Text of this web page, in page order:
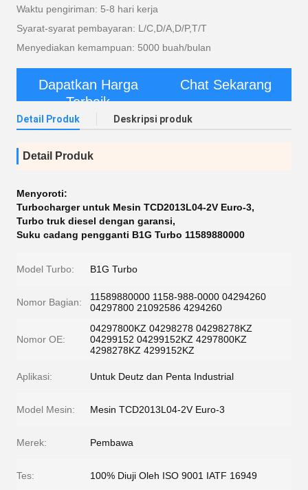
Waktu pengiriman: 5-8 hari kerja
Syarat-syarat pembayaran: L/C,D/A,D/P,T/T
Menyediakan kemampuan: 5000 buah/bulan
Dapatkan Harga
Terbaik
Chat Sekarang
Detail Produk Deskripsi produk
Detail Produk
Menyoroti:
Turbocharger untuk Mesin TCD2013L04-2V Euro-3,
Turbo truk diesel dengan garansi,
Suku cadang pengganti B1G Turbo 11589880000
Model Turbo: B1G Turbo
Nomor Bagian:
11589880000 1158-988-0000 04294260
04297800 21092586 4294260
Nomor OE:
04297800KZ 04298278 04298278KZ
04299152 04299152KZ 4297800KZ
4298278KZ 4299152KZ
Aplikasi: Untuk Deutz dan Penta Industrial
Model Mesin: Mesin TCD2013L04-2V Euro-3
Merek: Pembawa
Tes: 100% Diuji Oleh ISO 9001 IATF 16949